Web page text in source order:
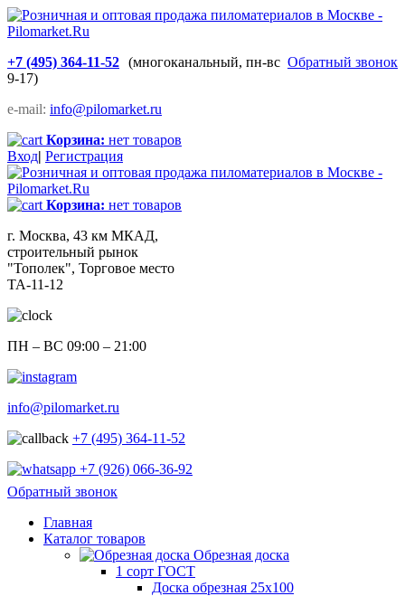
+7 (495) 364-11-52 Обратный звонок
(многоканальный, пн-вс
9-17)
e-mail: info@pilomarket.ru
Корзина: нет товаров
Вход| Регистрация
Корзина: нет товаров
г. Москва, 43 км МКАД,
строительный рынок
"Тополек", Торговое место
ТА-11-12
ПН – ВС 09:00 – 21:00
info@pilomarket.ru
+7 (495) 364-11-52
+7 (926) 066-36-92
Обратный звонок
Главная
Каталог товаров
Обрезная доска
1 сорт ГОСТ
Доска обрезная 25х100